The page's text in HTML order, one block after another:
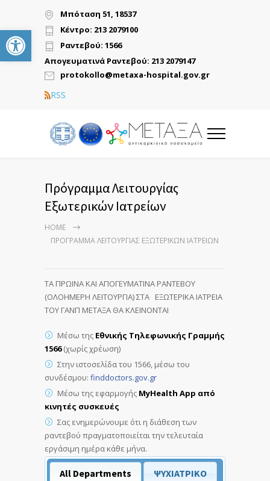
Ανοίξτε τη γραμμή εργαλείων
Μπόταση 51, 18537
Κέντρο: 213 2079100
Ραντεβού: 1566
Απογευματινά Ραντεβού: 213 2079147
protokollo@metaxa-hospital.gov.gr
RSS
Πρόγραμμα Λειτουργίας
Εξωτερικών Ιατρείων
HOME
ΠΡΌΓΡΑΜΜΑ ΛΕΙΤΟΥΡΓΊΑΣ ΕΞΩΤΕΡΙΚΏΝ ΙΑΤΡΕΊΩΝ
ΤΑ ΠΡΩΙΝΑ ΚΑΙ ΑΠΟΓΕΥΜΑΤΙΝΑ ΡΑΝΤΕΒΟΥ
(ΟΛΟΗΜΕΡΗ ΛΕΙΤΟΥΡΓΙΑ) ΣΤΑ ΕΞΩΤΕΡΙΚΑ ΙΑΤΡΕΙΑ
ΤΟΥ ΓΑΝΠ ΜΕΤΑΞΑ ΘΑ ΚΛΕΙΝΟΝΤΑΙ
Μέσω της Εθνικής Τηλεφωνικής Γραμμής
1566(χωρίς χρέωση)
Στην ιστοσελίδα του 1566, μέσω του
συνδέσμου: finddoctors.gov.gr
Μέσω της εφαρμογής MyHealth App από
κινητές συσκευές
Σας ενημερώνουμε ότι η διάθεση των
ραντεβού πραγματοποιείται την τελευταία
εργάσιμη ημέρα κάθε μήνα.
All Departments
ΨΥΧΙΑΤΡΙΚΟ